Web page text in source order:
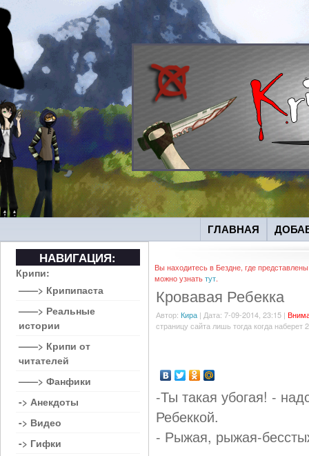
ГЛАВНАЯ
Вы находитесь в Бездне, где
можно узнатьтут.
Кровавая Ребекка
Автор: Кира | Дата: 7-09-2014, 23:15 |
страницу сайта лишь тогда когда
-Ты такая убогая! -
Ребеккой.
- Рыжая, рыжая-
НАВИГАЦИЯ:
Крипи:
——> Крипипаста
——> Реальные
истории
——> Крипи от
читателей
——> Фанфики
-> Анекдоты
-> Видео
-> Гифки